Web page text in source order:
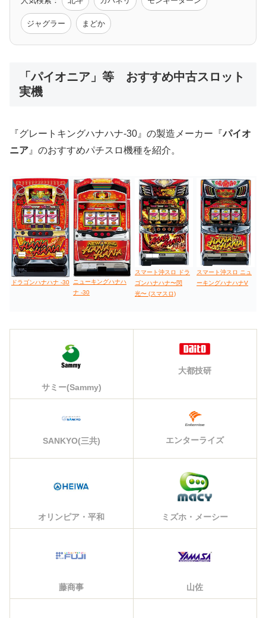
モンハン バイオ ペルソナ
値下げ台
ジャグラー まどか
「パイオニア」等 おすすめ中古スロット
実機
『グレートキングハナハナ-30』の製造メーカー『パイオ
ニア 』のおすすめパチスロ機種を紹介。
ドラゴンハナハナ -30
ニューキングハナハ
ナ -30
スマート沖スロ ドラ
ゴンハナハナ〜閃
光〜 (スマスロ)
スマート沖スロ ニュ
ーキングハナハナV
サミー(Sammy)
大都技研
SANKYO(三共) エンターライズ
オリンピア・平和 ミズホ・メーシー
藤商事 山佐